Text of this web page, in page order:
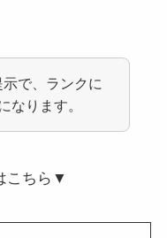
で、ランクに
なります。
こちら▼